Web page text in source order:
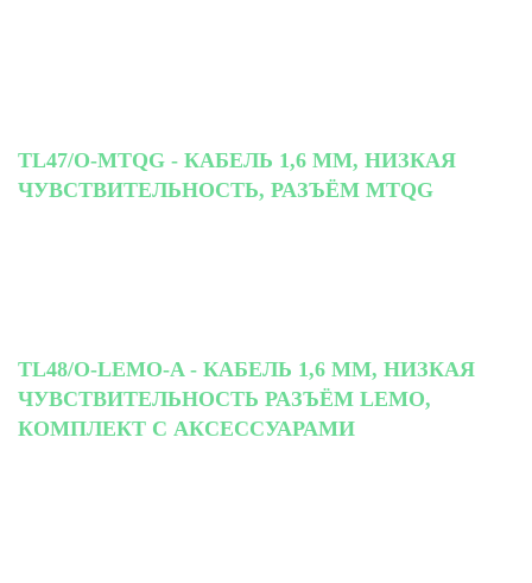
TL47/O-MTQG - КАБЕЛЬ 1,6 ММ, НИЗКАЯ
ЧУВСТВИТЕЛЬНОСТЬ, РАЗЪЁМ MTQG
TL48/O-LEMO-A - КАБЕЛЬ 1,6 ММ, НИЗКАЯ
ЧУВСТВИТЕЛЬНОСТЬ РАЗЪЁМ LEMO,
КОМПЛЕКТ С АКСЕССУАРАМИ